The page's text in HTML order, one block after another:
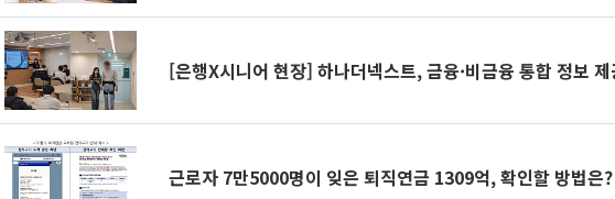
[은행X시니어 현장] 하나더넥스트, 금융·비금융 통합 정보
근로자 7만5000명이 잊은 퇴직연금 1309억, 확인할 방법은?